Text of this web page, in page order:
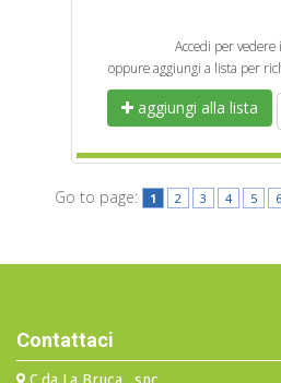
Accedi per vedere
oppure aggiungi a lista per
aggiungi alla lista
Go to page: 1 2 3 4 5 6
Contattaci